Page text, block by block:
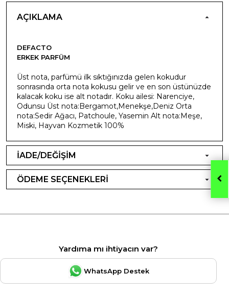
AÇIKLAMA
DEFACTO
ERKEK PARFÜM
Üst nota, parfümü ilk sıktığınızda gelen kokudur
sonrasında orta nota kokusu gelir ve en son üstünüzde
kalacak koku ise alt notadır. Koku ailesi: Narenciye,
Odunsu Üst nota:Bergamot,Menekşe,Deniz Orta
nota:Sedir Ağacı, Patchoule, Yasemin Alt nota:Meşe,
Miski, Hayvan Kozmetik 100%
İADE/DEĞİŞİM
ÖDEME SEÇENEKLERİ
Yardıma mı ihtiyacın var?
WhatsApp Destek